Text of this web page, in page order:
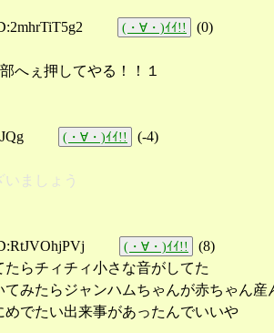
(・∀・)ｲｲ!! (0)
へぇ押してやる！！１
(・∀・)ｲｲ!! (-4)
ましょう
(・∀・)ｲｲ!! (8)
らチィチィ小さな音がしてた
てみたらジャンハムちゃんが赤ちゃん産
でたい出来事があったんでいいや